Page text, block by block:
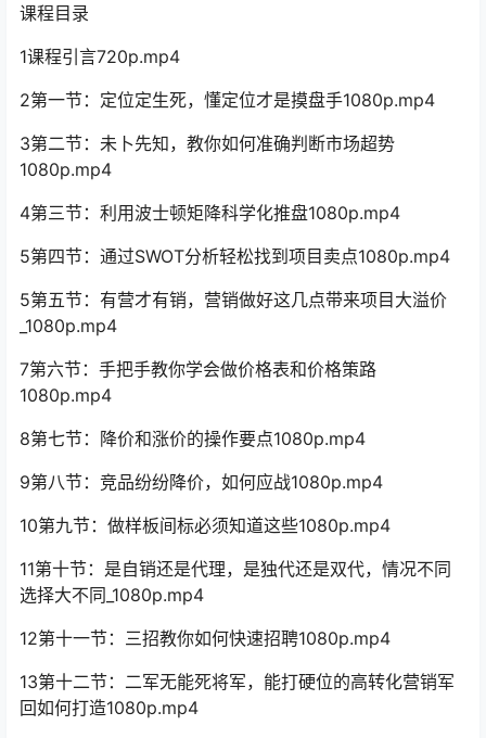
课程目录
1课程引言720p.mp4
2第一节：定位定生死，懂定位才是摸盘手1080p.mp4
3第二节：未卜先知，教你如何准确判断市场超势
1080p.mp4
4第三节：利用波士顿矩降科学化推盘1080p.mp4
5第四节：通过SWOT分析轻松找到项目卖点1080p.mp4
5第五节：有营才有销，营销做好这几点带来项目大溢价
_1080p.mp4
7第六节：手把手教你学会做价格表和价格策路
1080p.mp4
8第七节：降价和涨价的操作要点1080p.mp4
9第八节：竞品纷纷降价，如何应战1080p.mp4
10第九节：做样板间标必须知道这些1080p.mp4
11第十节：是自销还是代理，是独代还是双代，情况不同
选择大不同_1080p.mp4
12第十一节：三招教你如何快速招聘1080p.mp4
13第十二节：二军无能死将军，能打硬位的高转化营销军
回如何打造1080p.mp4